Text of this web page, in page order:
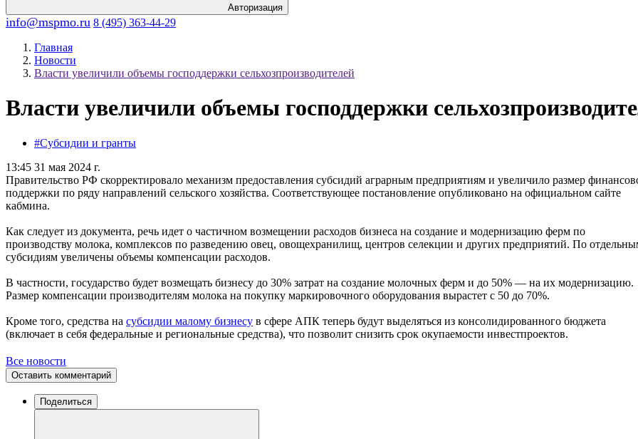
Авторизация
info@mspmo.ru 8 (495) 363-44-29
Главная
Новости
Власти увеличили объемы господдержки сельхозпроизводителей
Власти увеличили объемы господдержки
#Субсидии и гранты
13:45 31 мая 2024 г.
Правительство РФ скорректировало механизм предоставления субсидий аграрным предприятиям и увеличило размер
поддержки по ряду направлений сельского хозяйства. Соответствующее постановление опубликовано на официальном сайте
кабмина.
Как следует из документа, речь идет о частичном возмещении расходов бизнеса на создание и модернизацию ферм по
производству молока, комплексов по разведению овец, овощехранилищ, центров селекции и других предприятий. По
субсидиям увеличены объемы компенсации расходов.
В частности, государство будет возмещать бизнесу до 30% затрат на создание молочных ферм и до 50% — на их модернизацию.
Размер компенсации производителям молока на покупку маркировочного оборудования вырастет с 50 до 70%.
Кроме того, средства на субсидии малому бизнесу в сфере АПК теперь будут выделяться из консолидированного бюджета
(включает в себя федеральные и региональные средства), что позволит снизить срок окупаемости инвестпроектов.
Все новости
Оставить комментарий
Поделиться